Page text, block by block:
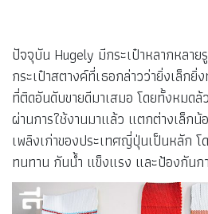
ปัจจุบัน Hugely มีกระเป๋าหลากหลา
กระเป๋าสตางค์ที่เธอกล่าวว่ายิ่งเล็ก
ที่ติดอันดับขายดีมาเสมอ โดยทั้งหมด
ผ่านการใช้งานมาแล้ว แตกต่างเล็กน้
เพลิงเก่าของประเทศญี่ปุ่นเป็นหลัก
ทนทาน กันน้ำ แข็งแรง และป้องกันก